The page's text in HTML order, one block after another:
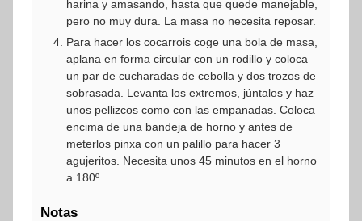
harina y amasando, hasta que quede manejable,
pero no muy dura. La masa no necesita reposar.
Para hacer los cocarrois coge una bola de masa,
aplana en forma circular con un rodillo y coloca
un par de cucharadas de cebolla y dos trozos de
sobrasada. Levanta los extremos, júntalos y haz
unos pellizcos como con las empanadas. Coloca
encima de una bandeja de horno y antes de
meterlos pinxa con un palillo para hacer 3
agujeritos. Necesita unos 45 minutos en el horno
a 180º.
Notas